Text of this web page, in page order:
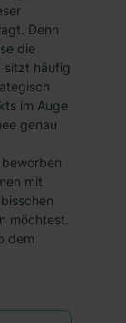
Denn
die
sitzt häufig
im Auge
genau
mit
möchtest.
dem